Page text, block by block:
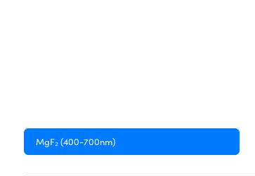
MgF₂ (400-700nm)